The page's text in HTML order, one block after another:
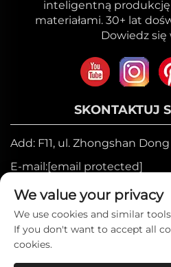
inteligentną
materiałami. 30+ lat
Dowiedz się
SKONTAKTUJ
Add: F11, ul. Zhongshan
E-mail:[email protected]
Telefon komórkowy:+86-
Tel.: +86-025-84573776
Prawa autorskie ©
We value your privacy
We use cookies and similar
If you don't want to accept all
cookies.